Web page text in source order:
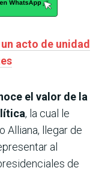
acto de unidad
el valor de la
, la cual le
Alliana, llegar de
al
de